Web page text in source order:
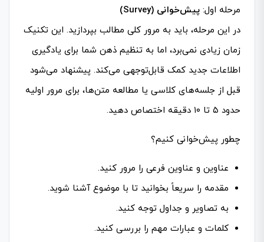
مرحله اول: پیش‌خوانی (Survey)
در این مرحله، باید به مرور کلی مطالب بپردازید. این تکنیک
زمان زیادی نمی‌برد، اما به تنظیم ذهن شما برای یادگیری
اطلاعات جدید کمک قابل‌توجهی می‌کند. پیشنهاد می‌شود
قبل از جلسه‌های کلاسی یا مطالعه متن‌ها، برای مرور اولیه
حدود ۵ تا ۱۰ دقیقه اختصاص دهید.
چطور پیش‌خوانی کنیم؟
عناوین و عناوین فرعی را مرور کنید.
مقدمه را سریعاً بخوانید تا با موضوع آشنا شوید.
به تصاویر و جداول توجه کنید.
کلمات و عبارات مهم را بررسی کنید.